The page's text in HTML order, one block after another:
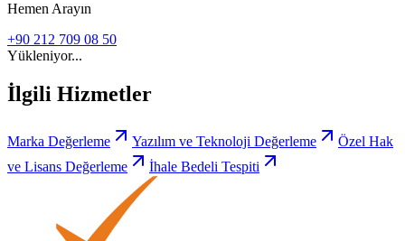
Hemen Arayın
+90 212 709 08 50
Yükleniyor...
İlgili Hizmetler
Marka Değerleme Yazılım ve Teknoloji Değerleme
Özel Hak
ve Lisans Değerleme
İhale Bedeli Tespiti